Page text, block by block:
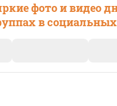
фото и видео
в